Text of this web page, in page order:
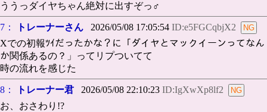
ううっダイヤちゃん絶対に出すぞっ♂
7： トレーナーさん 2026/05/08 17:05:54 ID:e5FGCqbjX2
Xでの初報ﾂｲだったかな？に「ダイヤとマックイーンってなん
か関係あるの？」ってリプついてて
時の流れを感じた
8： トレーナー君 2026/05/08 22:10:23 ID:IgXwXp8lf2
お、おさわり!?